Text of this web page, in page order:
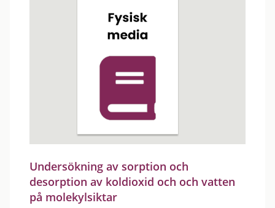
Undersökning av sorption och
desorption av koldioxid och och vatten
på molekylsiktar